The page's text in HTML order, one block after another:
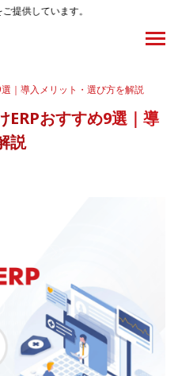
選｜導入メリット・選び方を解説
ERPおすすめ9選｜導
説